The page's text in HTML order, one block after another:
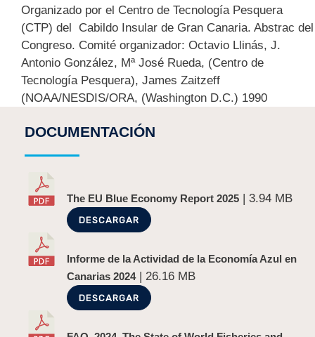
Organizado por el Centro de Tecnología Pesquera
(CTP) del Cabildo Insular de Gran Canaria. Abstrac del
Congreso. Comité organizador: Octavio Llinás, J.
Antonio González, Mª José Rueda, (Centro de
Tecnología Pesquera), James Zaitzeff
(NOAA/NESDIS/ORA, (Washington D.C.) 1990
DOCUMENTACIÓN
The EU Blue Economy Report 2025 | 3.94 MB
DESCARGAR
Informe de la Actividad de la Economía Azul en
Canarias 2024| 26.16 MB
DESCARGAR